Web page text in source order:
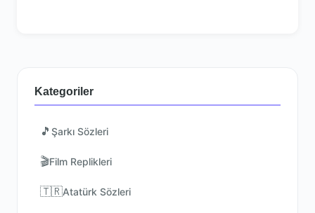
Kategoriler
🎵 Şarkı Sözleri
🎬Film Replikleri
🇹🇷Atatürk Sözleri